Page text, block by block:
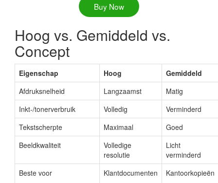
Buy Now
Hoog vs. Gemiddeld vs.
Concept
Eigenschap Hoog
Gemiddeld
Afdruksnelheid
Langzaamst
Matig
Inkt-/tonerverbruik
Volledig
Verminderd
Tekstscherpte
Maximaal
Goed
Beeldkwaliteit
Volledige
resolutie
Licht
verminderd
Beste voor
Klantdocumenten Kantoorkopieën